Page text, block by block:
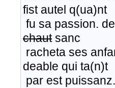
fist autel q(ua)nt
fu sa passion.
chautsanc
racheta ses
deable qui ta(n)t
par est puissanz.